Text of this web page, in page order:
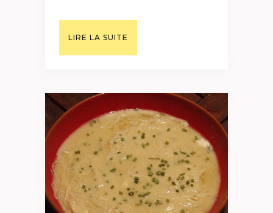
LIRE LA SUITE